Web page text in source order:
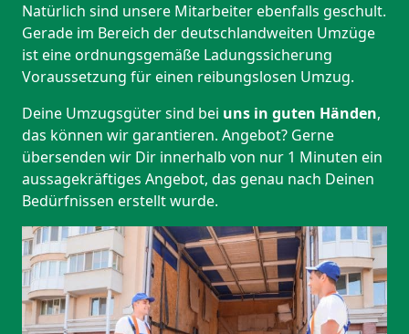
Natürlich sind unsere Mitarbeiter ebenfalls geschult.
Gerade im Bereich der deutschlandweiten Umzüge
ist eine ordnungsgemäße Ladungssicherung
Voraussetzung für einen reibungslosen Umzug.
Deine Umzugsgüter sind bei uns in guten Händen,
das können wir garantieren. Angebot? Gerne
übersenden wir Dir innerhalb von nur 1 Minuten ein
aussagekräftiges Angebot, das genau nach Deinen
Bedürfnissen erstellt wurde.